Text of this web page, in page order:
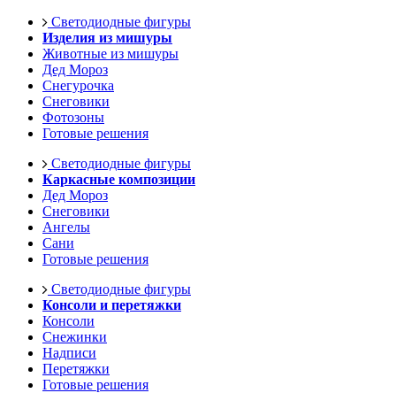
Светодиодные фигуры
Изделия из мишуры
Животные из мишуры
Дед Мороз
Снегурочка
Снеговики
Фотозоны
Готовые решения
Светодиодные фигуры
Каркасные композиции
Дед Мороз
Снеговики
Ангелы
Сани
Готовые решения
Светодиодные фигуры
Консоли и перетяжки
Консоли
Снежинки
Надписи
Перетяжки
Готовые решения